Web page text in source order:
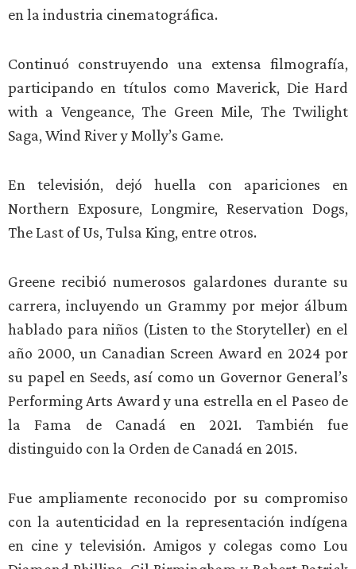
en la industria cinematográfica.
Continuó construyendo una extensa filmografía,
participando en títulos como Maverick, Die Hard
with a Vengeance, The Green Mile, The Twilight
Saga, Wind River y Molly’s Game.
En televisión, dejó huella con apariciones en
Northern Exposure, Longmire, Reservation Dogs,
The Last of Us, Tulsa King, entre otros.
Greene recibió numerosos galardones durante su
carrera, incluyendo un Grammy por mejor álbum
hablado para niños (Listen to the Storyteller) en el
año 2000, un Canadian Screen Award en 2024 por
su papel en Seeds, así como un Governor General’s
Performing Arts Award y una estrella en el Paseo de
la Fama de Canadá en 2021. También fue
distinguido con la Orden de Canadá en 2015.
Fue ampliamente reconocido por su compromiso
con la autenticidad en la representación indígena
en cine y televisión. Amigos y colegas como Lou